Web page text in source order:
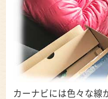
カーナビには色々な線